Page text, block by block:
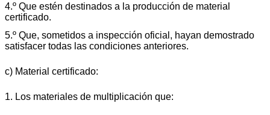
4.º Que estén destinados a la producción de material
certificado.
5.º Que, sometidos a inspección oficial, hayan demostrado
satisfacer todas las condiciones anteriores.
c) Material certificado:
1. Los materiales de multiplicación que: